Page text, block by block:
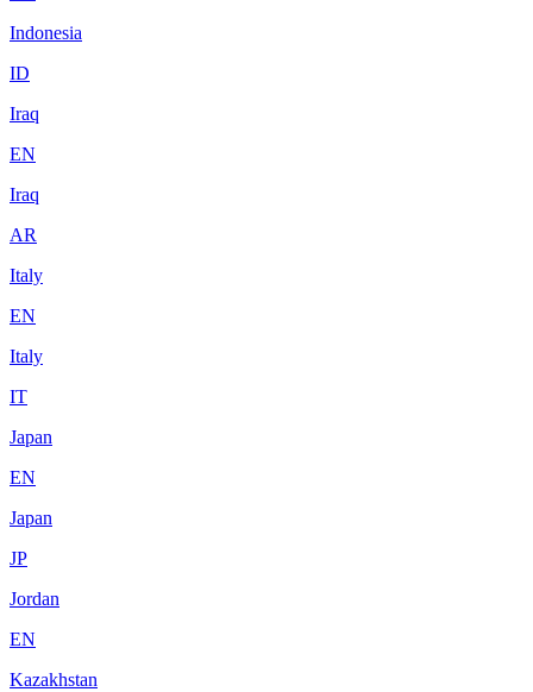
Indonesia
ID
Iraq
EN
Iraq
AR
Italy
EN
Italy
IT
Japan
EN
Japan
JP
Jordan
EN
Kazakhstan